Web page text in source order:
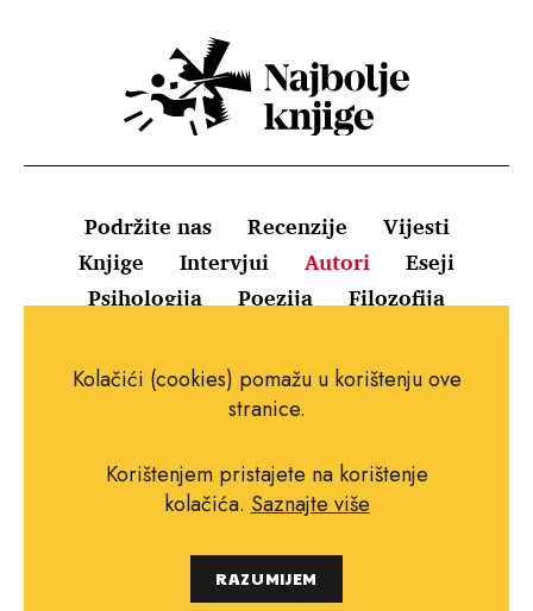
Podržite nas Recenzije
Vijesti
Knjige
Intervjui Autori
Eseji
Psihologija
Poezija Filozofija
Uvjeti korištenja
Pravila o kolačićima
Impressum
Copyright © 2010.-2021. najboljeknjige.com.
Kolačići (cookies) pomažu u korištenju ove
stranice.
Korištenjem pristajete na korištenje
kolačića. Saznajte više
RAZUMIJEM